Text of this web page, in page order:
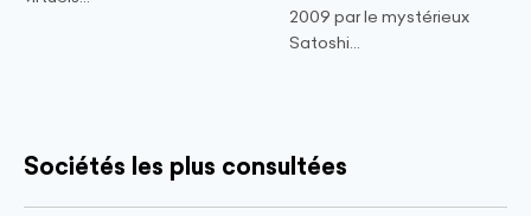
2009 par le mystérieux
Satoshi...
Sociétés les plus consultées